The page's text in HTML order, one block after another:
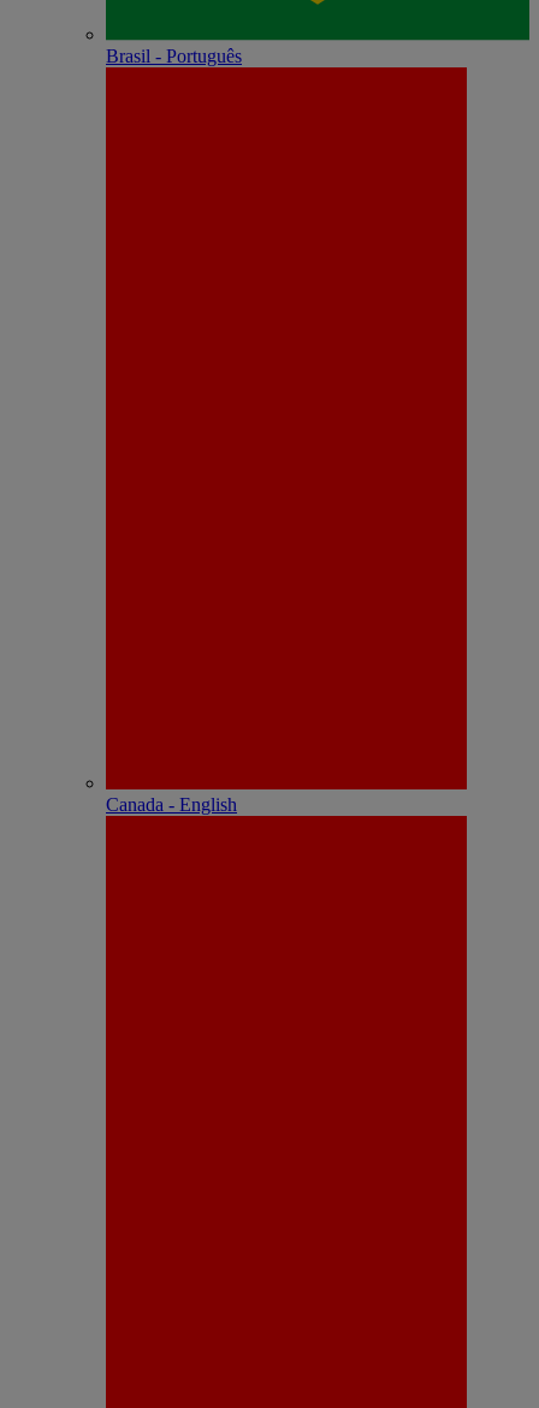
Brasil - Português
Canada - English